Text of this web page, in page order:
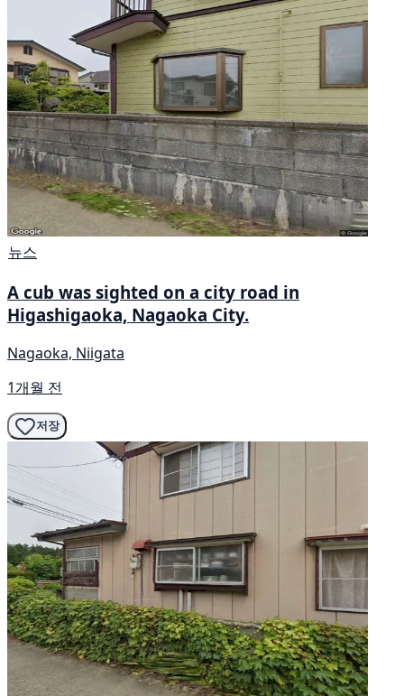
뉴스
A cub was sighted on a city road in
Higashigaoka, Nagaoka City.
Nagaoka, Niigata
1개월 전
저장